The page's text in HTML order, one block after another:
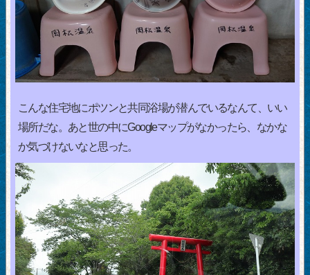
こんな住宅地にポツンと共同浴場が潜んでいるなんて、いい
場所だな。あと世の中にGoogleマップがなかったら、なかな
か気づけないなと思った。